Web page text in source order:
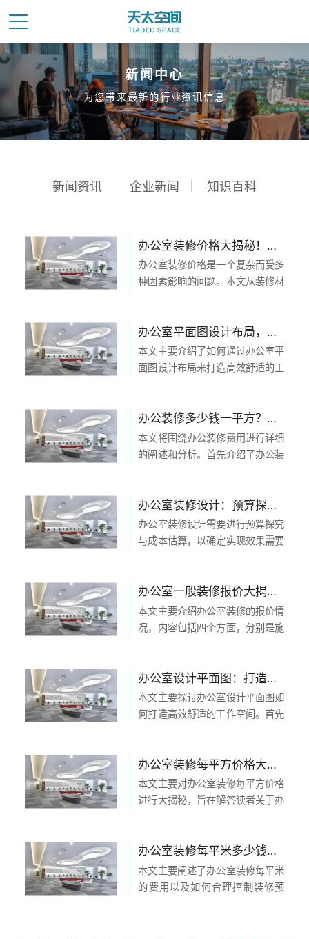
立即与天太客服通话
400-969-
1158
新闻中心
为您带来最新的行业资讯信息
新闻资讯 企业新闻 知识百科
办公室装修价格大揭秘！探究办公室装修价格的影响因素和细节解析！
办公室装修价格是一个复杂而受多
种因素影响的问题。本文从装修材
进行大揭秘。文章深入剖析了每个
方面的细节与影响因素，并总结归
纳了全文的内容。 1...
办公室平面图设计布局，打造高效舒适的工作空间
本文主要介绍了如何通过办公室平
面图设计布局来打造高效舒适的工
进行详细阐述。其中包括了每个方
面的具体内容和相关的效果。通过
合理的设计和布局，创...
办公装修多少钱一平方？一平方米办公装修费用预算及相关因素分析
本文将围绕办公装修费用进行详细
的阐述和分析。首先介绍了办公装
区等。其次，分析了办公装修费用
预算中的材料费、人工费、设计费
等各个方面的影响因素。...
办公室装修设计：预算探究与成本估算，多少钱可以实现？
办公室装修设计需要进行预算探究
与成本估算，以确定实现效果需要
2）选择装修风格与材料，3）考
虑装修工序与施工周期，4）了解
市场行情与价格变动。...
办公室一般装修报价大揭秘！实时更新全报价信息！
本文主要介绍办公室装修的报价情
况，内容包括四个方面，分别是施
价，为读者提供实时更新全的报价
信息。 1、施工费用 施工费用是办
公室装修中主要的成...
办公室设计平面图：打造高效舒适的工作空间
本文主要探讨办公室设计平面图如
何打造高效舒适的工作空间。首先
家具设备、光线环境和色彩搭配四
个方面进行了详细阐述。在空间布
局中，要合理规划各个...
办公室装修每平方价格大揭秘，让你摆脱疑惑！
本文主要对办公室装修每平方价格
进行大揭秘，旨在解答读者关于办
价格的几个关键因素，帮助读者了
解装修价格形成的原因和影响，以
及如何根据需求和预算...
办公室装修每平米多少钱，如何合理控制装修预算？
本文主要阐述了办公室装修每平米
的费用以及如何合理控制装修预